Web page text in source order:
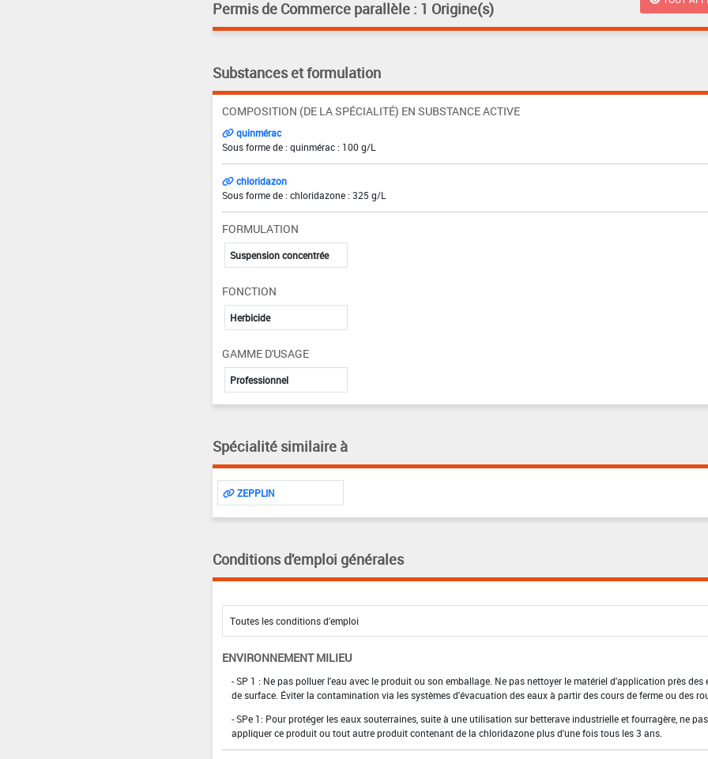
Permis de Commerce parallèle : 1 Origine(s)
Substances et formulation
COMPOSITION (DE LA SPÉCIALITÉ) EN SUBSTANCE ACTIVE
quinmérac
Sous forme de : quinmérac : 100 g/L
chloridazon
Sous forme de : chloridazone : 325 g/L
FORMULATION
Suspension concentrée
FONCTION
Herbicide
GAMME D'USAGE
Professionnel
Spécialité similaire à
ZEPPLIN
Conditions d'emploi générales
ENVIRONNEMENT MILIEU
- SP 1 : Ne pas polluer l'eau avec le produit ou son emballage. Ne pas nettoyer le matériel d'application près des
de surface. Éviter la contamination via les systèmes d'évacuation des eaux à partir des cours de ferme ou des
- SPe 1: Pour protéger les eaux souterraines, suite à une utilisation sur betterave industrielle et fourragère, ne pas
appliquer ce produit ou tout autre produit contenant de la chloridazone plus d'une fois tous les 3 ans.